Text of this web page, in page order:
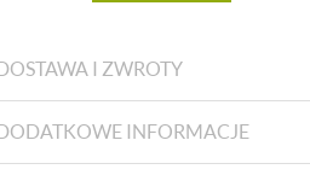
I ZWROTY
INFORMACJE